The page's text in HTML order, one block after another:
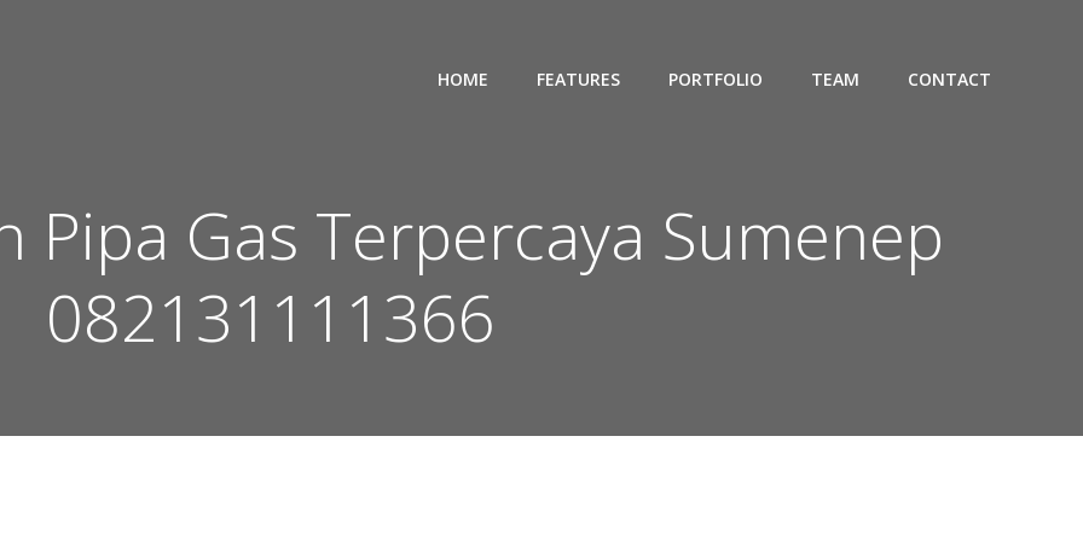
HOME FEATURES PORTFOLIO TEAM CONTACT
Pipa Gas Terpercaya Sumenep
082131111366